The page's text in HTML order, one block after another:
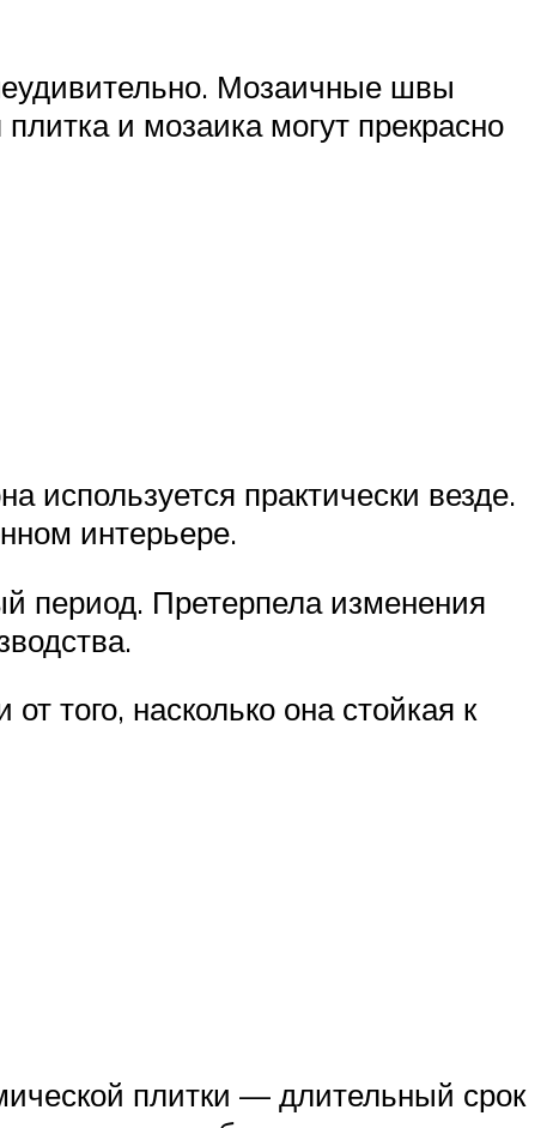
Мозаичные швы
и мозаика могут прекрасно
используется практически везде.
интерьере.
период. Претерпела изменения
того, насколько она стойкая к
плитки — длительный срок